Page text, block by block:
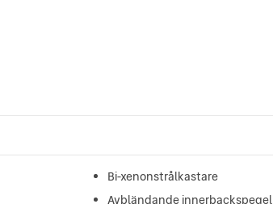
Bi-xenonstrålkastare
Avbländande innerbackspegel